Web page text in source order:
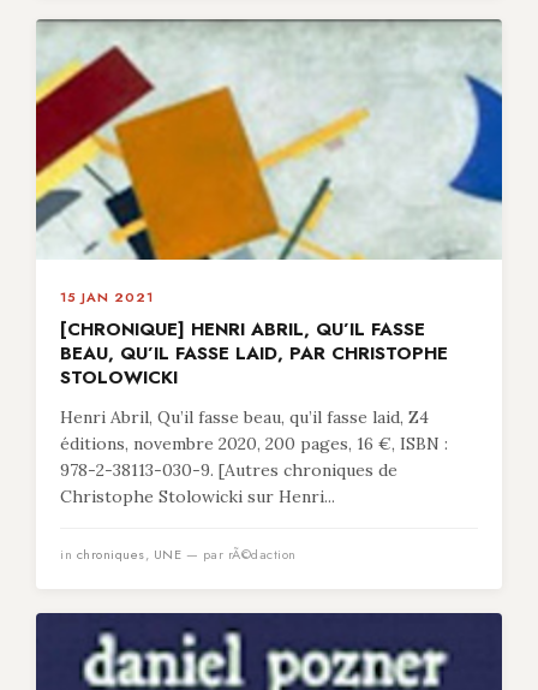
15 JAN 2021
[CHRONIQUE] HENRI ABRIL, QU’IL FASSE
BEAU, QU’IL FASSE LAID, PAR CHRISTOPHE
STOLOWICKI
Henri Abril, Qu’il fasse beau, qu’il fasse laid, Z4
éditions, novembre 2020, 200 pages, 16 €, ISBN :
978-2-38113-030-9. [Autres chroniques de
Christophe Stolowicki sur Henri...
in chroniques, UNE — par rÃ©daction